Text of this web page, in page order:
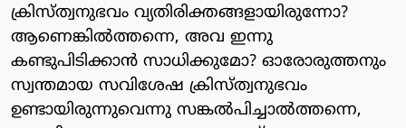
ക്രിസ്ത്വനുഭവം വ്യതിരിക്തങ്ങളായിരുന്നോ?
ആണെങ്കില്‍ത്തന്നെ, അവ ഇന്നു
കണ്ടുപിടിക്കാന്‍ സാധിക്കുമോ? ഓരോരുത്തനും
സ്വന്തമായ സവിശേഷ ക്രിസ്ത്വനുഭവം
ഉണ്ടായിരുന്നുവെന്നു സങ്കല്‍പിച്ചാല്‍ത്തന്നെ,